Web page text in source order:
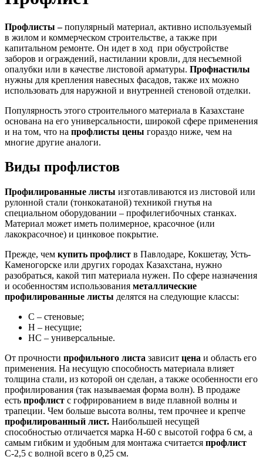
Профлисты –популярный материал, активно используемый
в жилом и коммерческом строительстве, а также при
капитальном ремонте. Он идет в ход при обустройстве
заборов и ограждений, настилании кровли, для несъемной
опалубки или в качестве листовой арматуры. Профнастилы
нужны для крепления навесных фасадов, также их можно
использовать для наружной и внутренней стеновой отделки.
Популярность этого строительного материала в Казахстане
основана на его универсальности, широкой сфере применения
и на том, что на профлисты цены гораздо ниже, чем на
многие другие аналоги.
Виды профлистов
Профилированные листы изготавливаются из листовой или
рулонной стали (тонкокатаной) техникой гнутья на
специальном оборудовании – профилегибочных станках.
Материал может иметь полимерное, красочное (или
лакокрасочное) и цинковое покрытие.
Прежде, чем купить профлист в Павлодаре, Кокшетау, Усть-
Каменогорске или других городах Казахстана, нужно
разобраться, какой тип материала нужен. По сфере назначения
и особенностям использования металлические
профилированные листы делятся на следующие классы:
С – стеновые;
Н – несущие;
НС – универсальные.
От прочности профильного листа зависит цена и область его
применения. На несущую способность материала влияет
толщина стали, из которой он сделан, а также особенности его
профилирования (так называемая форма волн). В продаже
есть профлист с гофрированием в виде плавной волны и
трапеции. Чем больше высота волны, тем прочнее и крепче
профилированный лист. Наибольшей несущей
способностью отличается марка Н-60 с высотой гофра 6 см, а
самым гибким и удобным для монтажа считается профлист
С-2,5 с волной всего в 0,25 см.